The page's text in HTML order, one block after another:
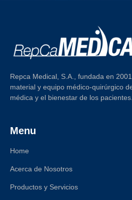
Repca Medical, S.A., fundada en
material y equipo médico-quirúrgico
médica y el bienestar de los pacientes.
Menu
Home
Acerca de Nosotros
Productos y Servicios